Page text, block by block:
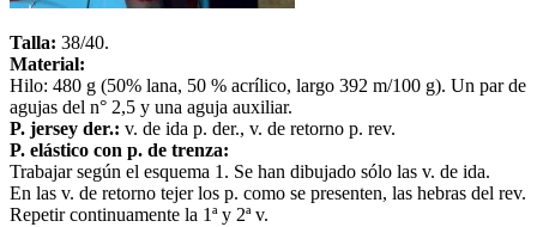
Talla: 38/40.
Material:
Hilo: 480 g (50% lana, 50 % acrílico, largo 392 m/100 g). Un par de
agujas del n° 2,5 y una aguja auxiliar.
P. jersey der.: v. de ida p. der., v. de retorno p. rev.
P. elástico con p. de trenza:
Trabajar según el esquema 1. Se han dibujado sólo las v. de ida.
En las v. de retorno tejer los p. como se presenten, las hebras del rev.
Repetir continuamente la 1ª y 2ª v.